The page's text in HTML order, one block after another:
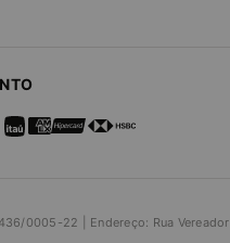
0005-22 | Endereço: Rua